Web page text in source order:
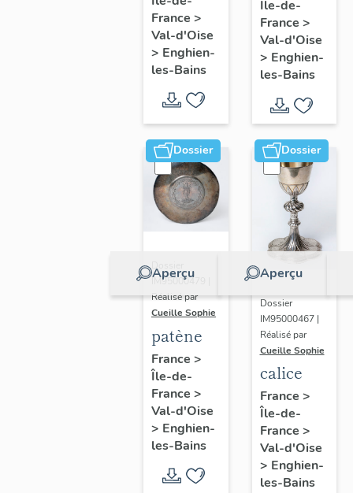
paroissiale
Saint-
Joseph
Saint-
Joseph
France >
Val-d'Oise
> Enghien-
les-Bains
d'Enghien-
les-Bains
Île-de-
France >
Val-d'Oise
> Enghien-
les-Bains
Dossier
Aperçu
IM95000479 |
Réalisé par
Cueille Sophie
patène
France >
Île-de-
France >
Val-d'Oise
> Enghien-
les-Bains
Dossier
Aperçu
Dossier
IM95000467 |
Réalisé par
Cueille Sophie
calice
France >
Île-de-
France >
Val-d'Oise
> Enghien-
les-Bains